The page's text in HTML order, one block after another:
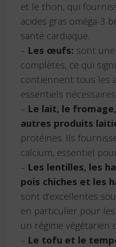
et le thon, qui
acides gras oméga-3
santé cardiaque.
– Les œufs: sont
complètes, ce qui
contiennent tous les
essentiels
– Le lait, le
autres produits
protéines. Ils
calcium, essentiel
– Les lentilles, les
pois chiches et les
sont d’excellentes
en particulier pour
un régime végétarien
– Le tofu et le